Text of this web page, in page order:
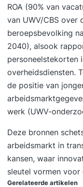
ROA (90% van
van UWV/CBS over
beroepsbevolking
2040), alsook
personeelstekorten
overheidsdiensten.
de positie van
werk (UWV-
Deze bronnen
arbeidsmarkt in
kansen, waar
sleutel vormen
Gerelateerde artikelen